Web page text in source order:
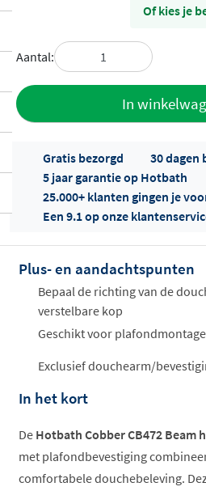
Of kies je
Aantal:
In
Offertes
ophalen...
Gratis bezorgd
30 dagen
5 jaar garantie op Hotbath
25.000+ klanten gingen je
Een 9.1 op onze
Plus- en aandachtspunten
Bepaal de richting van de
verstelbare kop
Geschikt voor plafondmontage
Exclusief douchearm/
In het kort
De Hotbath Cobber CB472 Beam
met plafondbevestiging
comfortabele douchebeleving.